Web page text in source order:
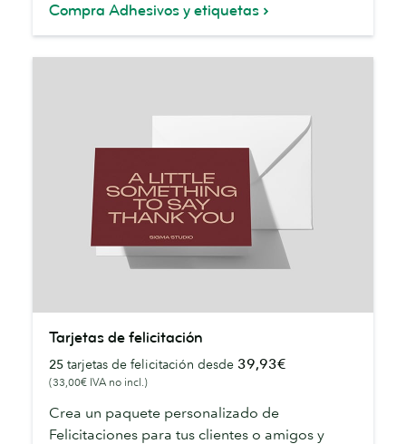
Compra Adhesivos y etiquetas
felicitación
Tarjetas de felicitación
25 tarjetas de felicitación desde 39,93€
(33,00€ IVA no incl.)
Crea un paquete personalizado de
Felicitaciones para tus clientes o amigos y